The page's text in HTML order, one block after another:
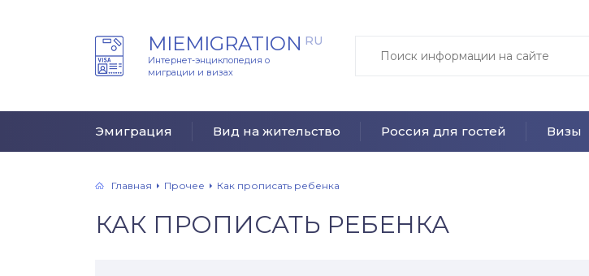
MIEMIGRATION RU
Интернет-энциклопедия о
миграции и визах
Эмиграция Вид на жительство Россия для гостей Визы
Главная Прочее Как прописать ребенка
КАК ПРОПИСАТЬ РЕБЕНКА